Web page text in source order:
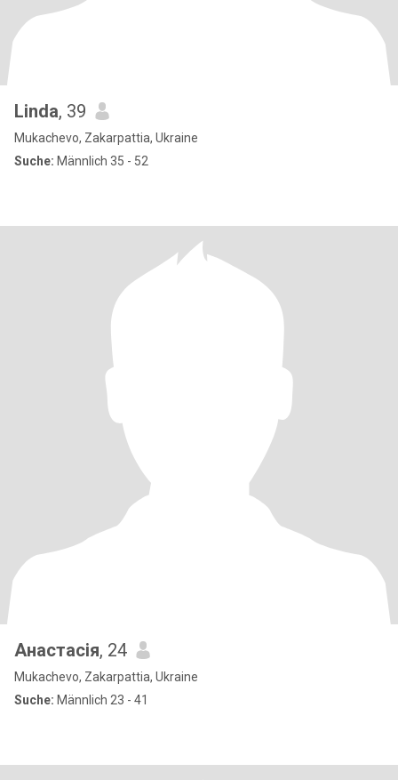
Linda, 39
Mukachevo, Zakarpattia, Ukraine
Suche: Männlich 35 - 52
Анастасія, 24
Mukachevo, Zakarpattia, Ukraine
Suche: Männlich 23 - 41